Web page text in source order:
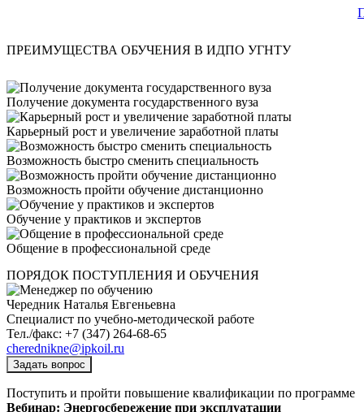
ПРЕИМУЩЕСТВА ОБУЧЕНИЯ В ИДПО УГНТУ
Получение документа государственного вуза
Карьерный рост и увеличение заработной платы
Возможность быстро сменить специальность
Возможность пройти обучение дистанционно
Обучение у практиков и экспертов
Общение в профессиональной среде
ПОРЯДОК ПОСТУПЛЕНИЯ И ОБУЧЕНИЯ
Чередник Наталья Евгеньевна
Специалист по учебно-методической работе
Тел./факс: +7 (347) 264-68-65
cherednikne@ipkoil.ru
Задать вопрос
Поступить и пройти повышение квалификации по программе
Вебинар: Энергосбережение при эксплуатации